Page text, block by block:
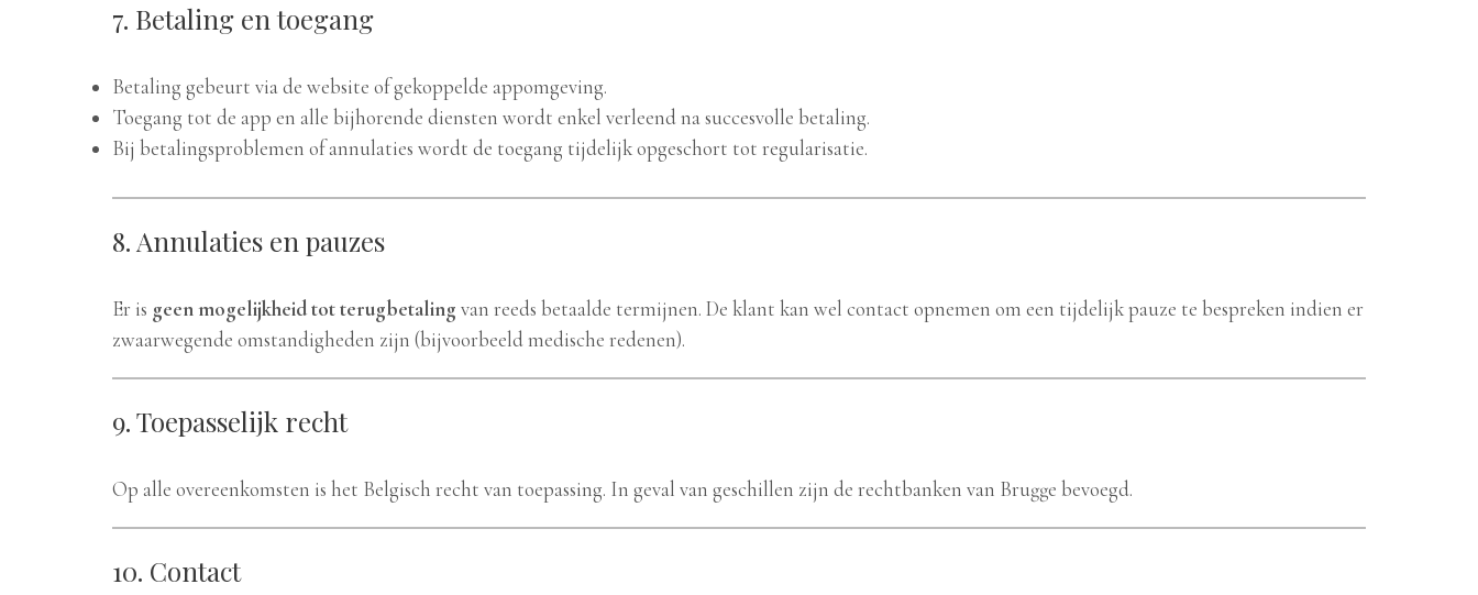
7. Betaling en toegang
Betaling gebeurt via de website of gekoppelde appomgeving.
Toegang tot de app en alle bijhorende diensten wordt enkel verleend na succesvolle betaling.
Bij betalingsproblemen of annulaties wordt de toegang tijdelijk opgeschort tot regularisatie.
8. Annulaties en pauzes
Er is geen mogelijkheid tot terugbetaling van reeds betaalde termijnen. De klant kan wel contact opnemen om een tijdelijk pauze te bespreken indien er
zwaarwegende omstandigheden zijn (bijvoorbeeld medische redenen).
9. Toepasselijk recht
Op alle overeenkomsten is het Belgisch recht van toepassing. In geval van geschillen zijn de rechtbanken van Brugge bevoegd.
10. Contact